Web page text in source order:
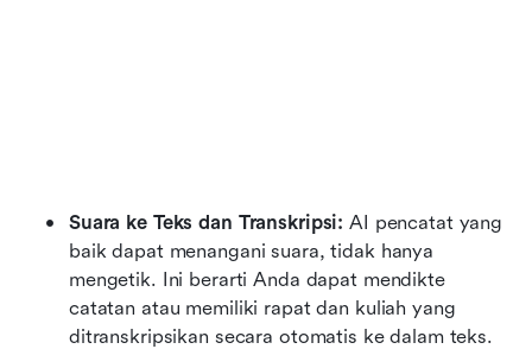
Suara ke Teks dan Transkripsi: AI pencatat yang
baik dapat menangani suara, tidak hanya
mengetik. Ini berarti Anda dapat mendikte
catatan atau memiliki rapat dan kuliah yang
ditranskripsikan secara otomatis ke dalam teks.